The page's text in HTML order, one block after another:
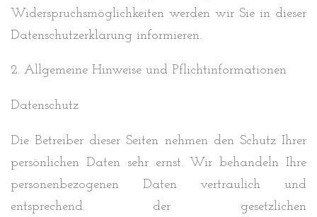
Widerspruchsmöglichkeiten werden wir Sie in dieser
Datenschutzerklärung informieren.
2. Allgemeine Hinweise und Pflichtinformationen
Datenschutz
Die Betreiber dieser Seiten nehmen den Schutz Ihrer
persönlichen Daten sehr ernst. Wir behandeln Ihre
personenbezogenen Daten vertraulich und
entsprechend der gesetzlichen